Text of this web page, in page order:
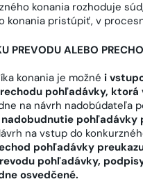
konania rozhoduje
konania pristúpiť, v
PREVODU ALEBO
konania je možné i
pohľadávky,
na návrh nadobúdateľa
pohľadávky
na vstup do
pohľadávky
pohľadávky,
osvedčené.